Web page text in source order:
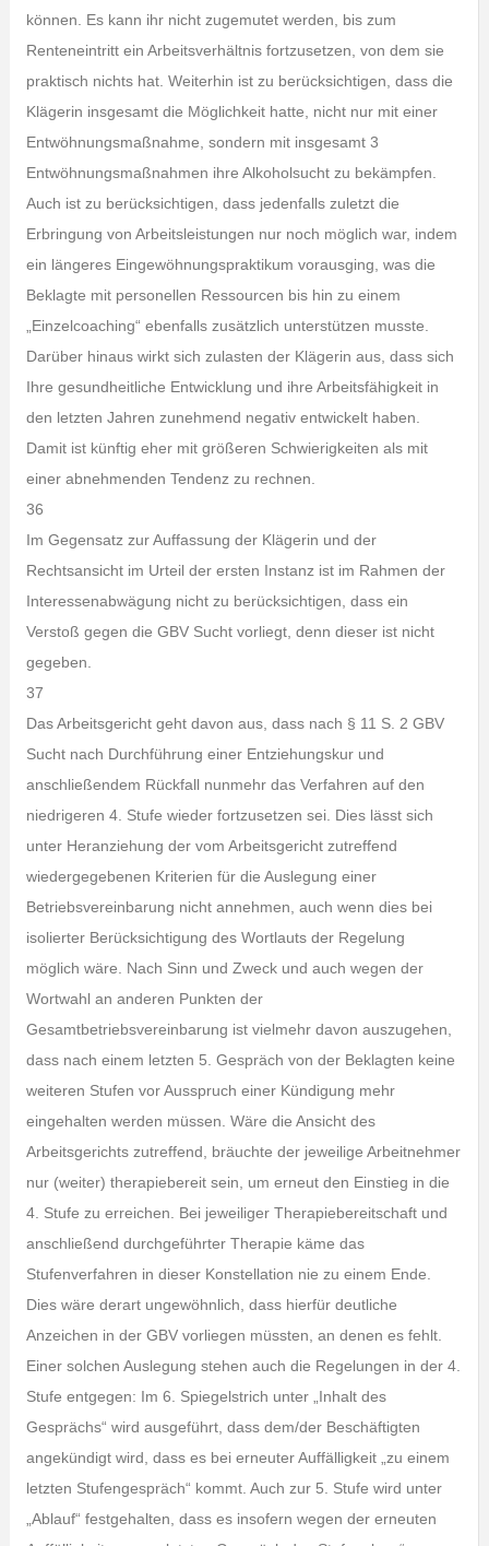
können. Es kann ihr nicht zugemutet werden, bis zum
Renteneintritt ein Arbeitsverhältnis fortzusetzen, von dem sie
praktisch nichts hat. Weiterhin ist zu berücksichtigen, dass die
Klägerin insgesamt die Möglichkeit hatte, nicht nur mit einer
Entwöhnungsmaßnahme, sondern mit insgesamt 3
Entwöhnungsmaßnahmen ihre Alkoholsucht zu bekämpfen.
Auch ist zu berücksichtigen, dass jedenfalls zuletzt die
Erbringung von Arbeitsleistungen nur noch möglich war, indem
ein längeres Eingewöhnungspraktikum vorausging, was die
Beklagte mit personellen Ressourcen bis hin zu einem
„Einzelcoaching“ ebenfalls zusätzlich unterstützen musste.
Darüber hinaus wirkt sich zulasten der Klägerin aus, dass sich
Ihre gesundheitliche Entwicklung und ihre Arbeitsfähigkeit in
den letzten Jahren zunehmend negativ entwickelt haben.
Damit ist künftig eher mit größeren Schwierigkeiten als mit
einer abnehmenden Tendenz zu rechnen.
36
Im Gegensatz zur Auffassung der Klägerin und der
Rechtsansicht im Urteil der ersten Instanz ist im Rahmen der
Interessenabwägung nicht zu berücksichtigen, dass ein
Verstoß gegen die GBV Sucht vorliegt, denn dieser ist nicht
gegeben.
37
Das Arbeitsgericht geht davon aus, dass nach § 11 S. 2 GBV
Sucht nach Durchführung einer Entziehungskur und
anschließendem Rückfall nunmehr das Verfahren auf den
niedrigeren 4. Stufe wieder fortzusetzen sei. Dies lässt sich
unter Heranziehung der vom Arbeitsgericht zutreffend
wiedergegebenen Kriterien für die Auslegung einer
Betriebsvereinbarung nicht annehmen, auch wenn dies bei
isolierter Berücksichtigung des Wortlauts der Regelung
möglich wäre. Nach Sinn und Zweck und auch wegen der
Wortwahl an anderen Punkten der
Gesamtbetriebsvereinbarung ist vielmehr davon auszugehen,
dass nach einem letzten 5. Gespräch von der Beklagten keine
weiteren Stufen vor Ausspruch einer Kündigung mehr
eingehalten werden müssen. Wäre die Ansicht des
Arbeitsgerichts zutreffend, bräuchte der jeweilige Arbeitnehmer
nur (weiter) therapiebereit sein, um erneut den Einstieg in die
4. Stufe zu erreichen. Bei jeweiliger Therapiebereitschaft und
anschließend durchgeführter Therapie käme das
Stufenverfahren in dieser Konstellation nie zu einem Ende.
Dies wäre derart ungewöhnlich, dass hierfür deutliche
Anzeichen in der GBV vorliegen müssten, an denen es fehlt.
Einer solchen Auslegung stehen auch die Regelungen in der 4.
Stufe entgegen: Im 6. Spiegelstrich unter „Inhalt des
Gesprächs“ wird ausgeführt, dass dem/der Beschäftigten
angekündigt wird, dass es bei erneuter Auffälligkeit „zu einem
letzten Stufengespräch“ kommt. Auch zur 5. Stufe wird unter
„Ablauf“ festgehalten, dass es insofern wegen der erneuten